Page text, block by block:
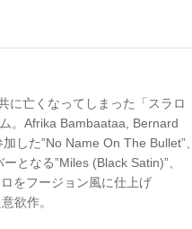
に亡くなってしまった「スラロ
。Afrika Bambaataa, Bernard
した”No Name On The Bullet”、
となる”Miles (Black Satin)”、
をフージョン風に仕上げ
欲作。